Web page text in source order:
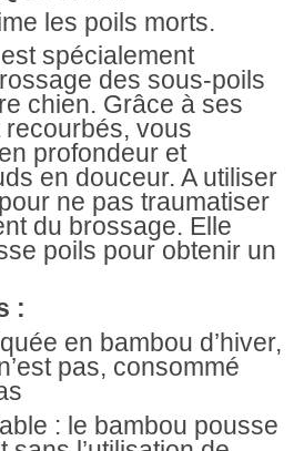
les poils morts.
spécialement
des sous-poils
chien. Grâce à ses
vous
profondeur et
en douceur. A utiliser
ne pas traumatiser
du brossage. Elle
poils pour obtenir un
:
en bambou d’hiver,
pas, consommé
: le bambou pousse